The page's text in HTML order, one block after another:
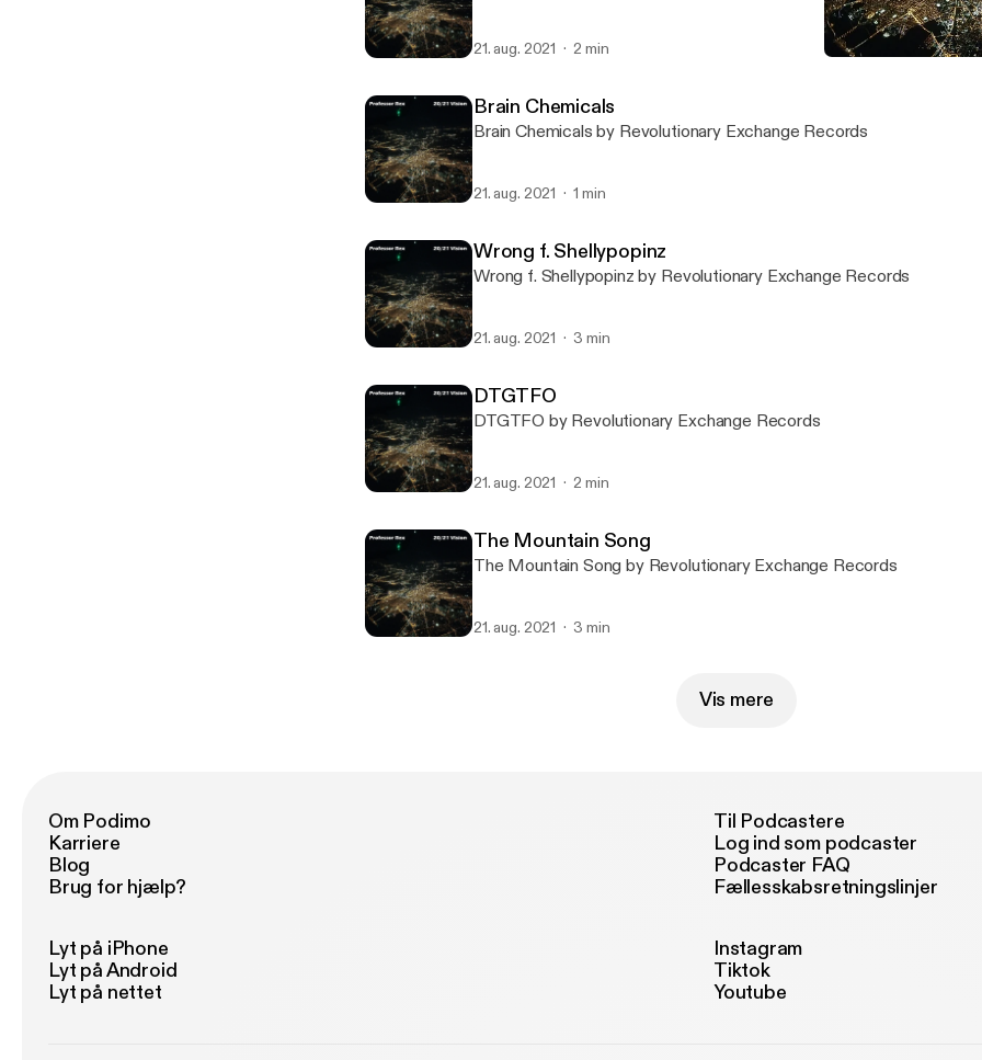
21. aug. 2021 2 min
Brain Chemicals
Brain Chemicals by Revolutionary Exchange Records
21. aug. 2021 1 min
Wrong f. Shellypopinz
Wrong f. Shellypopinz by Revolutionary Exchange Records
21. aug. 2021 3 min
DTGTFO
DTGTFO by Revolutionary Exchange Records
21. aug. 2021 2 min
The Mountain Song
The Mountain Song by Revolutionary Exchange Records
21. aug. 2021 3 min
Vis mere
Om Podimo
Karriere
Blog
Brug for hjælp?
Til Podcastere
Log ind som podcaster
Podcaster FAQ
Fællesskabsretningslinjer
Lyt på iPhone
Lyt på Android
Lyt på nettet
Instagram
Tiktok
Youtube